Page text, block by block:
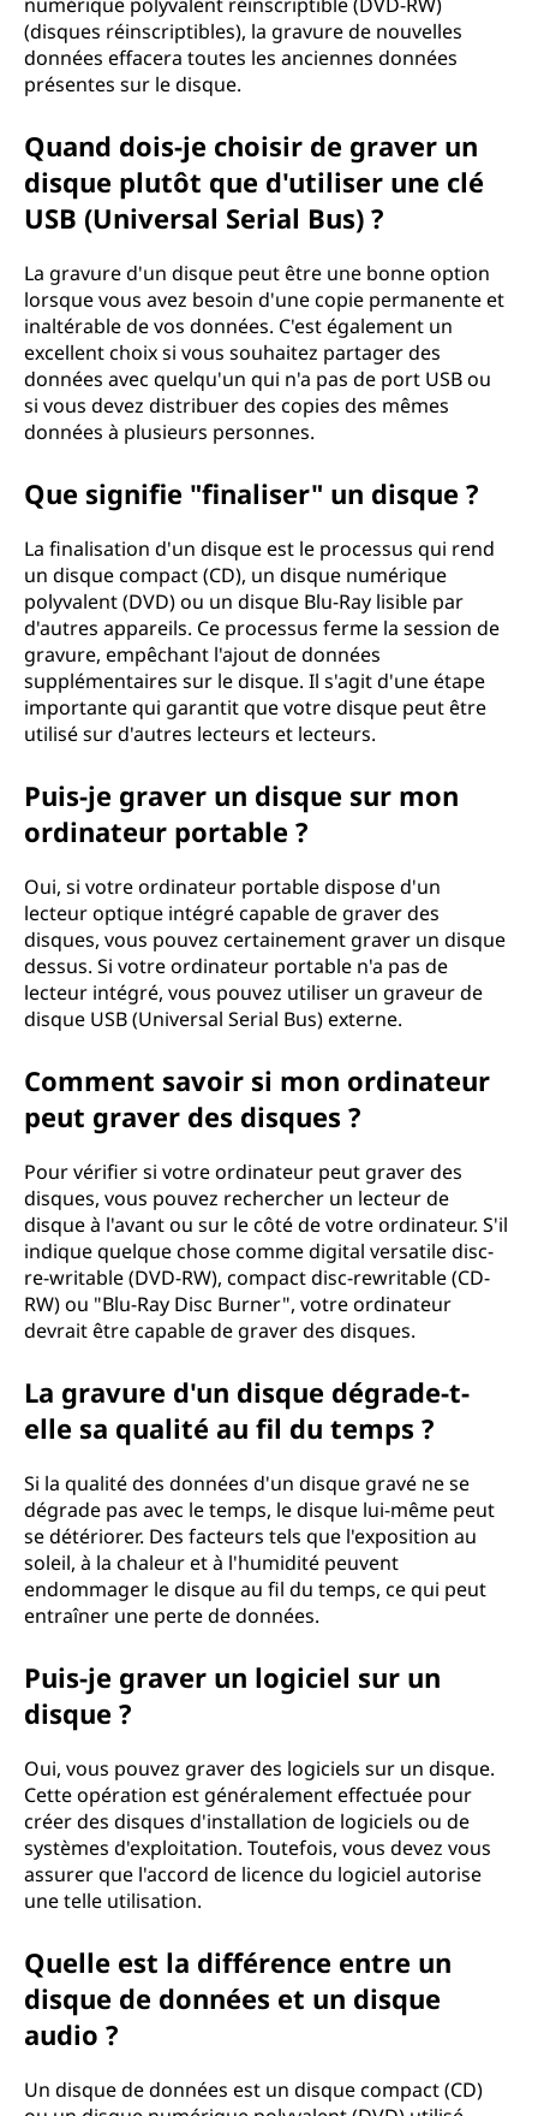
(disques réinscriptibles), la gravure de nouvelles
données effacera toutes les anciennes données
présentes sur le disque.
Quand dois-je choisir de graver un
disque plutôt que d'utiliser une clé
USB (Universal Serial Bus) ?
La gravure d'un disque peut être une bonne option
lorsque vous avez besoin d'une copie permanente et
inaltérable de vos données. C'est également un
excellent choix si vous souhaitez partager des
données avec quelqu'un qui n'a pas de port USB ou
si vous devez distribuer des copies des mêmes
données à plusieurs personnes.
Que signifie "finaliser" un disque ?
La finalisation d'un disque est le processus qui rend
un disque compact (CD), un disque numérique
polyvalent (DVD) ou un disque Blu-Ray lisible par
d'autres appareils. Ce processus ferme la session de
gravure, empêchant l'ajout de données
supplémentaires sur le disque. Il s'agit d'une étape
importante qui garantit que votre disque peut être
utilisé sur d'autres lecteurs et lecteurs.
Puis-je graver un disque sur mon
ordinateur portable ?
Oui, si votre ordinateur portable dispose d'un
lecteur optique intégré capable de graver des
disques, vous pouvez certainement graver un disque
dessus. Si votre ordinateur portable n'a pas de
lecteur intégré, vous pouvez utiliser un graveur de
disque USB (Universal Serial Bus) externe.
Comment savoir si mon ordinateur
peut graver des disques ?
Pour vérifier si votre ordinateur peut graver des
disques, vous pouvez rechercher un lecteur de
disque à l'avant ou sur le côté de votre ordinateur. S'il
indique quelque chose comme digital versatile disc-
re-writable (DVD-RW), compact disc-rewritable (CD-
RW) ou "Blu-Ray Disc Burner", votre ordinateur
devrait être capable de graver des disques.
La gravure d'un disque dégrade-t-
elle sa qualité au fil du temps ?
Si la qualité des données d'un disque gravé ne se
dégrade pas avec le temps, le disque lui-même peut
se détériorer. Des facteurs tels que l'exposition au
soleil, à la chaleur et à l'humidité peuvent
endommager le disque au fil du temps, ce qui peut
entraîner une perte de données.
Puis-je graver un logiciel sur un
disque ?
Oui, vous pouvez graver des logiciels sur un disque.
Cette opération est généralement effectuée pour
créer des disques d'installation de logiciels ou de
systèmes d'exploitation. Toutefois, vous devez vous
assurer que l'accord de licence du logiciel autorise
une telle utilisation.
Quelle est la différence entre un
disque de données et un disque
audio ?
Un disque de données est un disque compact (CD)